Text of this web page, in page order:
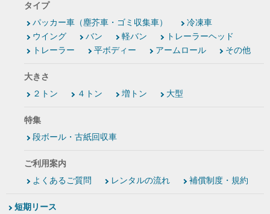
タイプ
パッカー車（塵芥車・ゴミ収集車）
冷凍車
ウイング
バン 軽バン
トレーラーヘッド
トレーラー
平ボディー アームロール その他
大きさ
２トン
４トン 増トン 大型
特集
段ボール・古紙回収車
ご利用案内
よくあるご質問
レンタルの流れ 補償制度・規約
短期リース